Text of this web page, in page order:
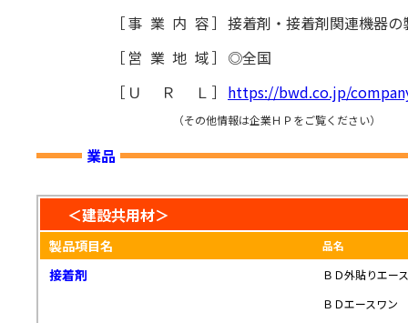
［事業内容］ 接着剤・接着剤関連機器の
［ 営業地域］ ◎全国
［ ＵＲＬ ］ https://bwd.co.jp/
（その他情報は企業ＨＰをご覧ください）
業品
＜建設共用材＞
製品項目名 品名
接着剤
ＢＤ外貼りエース
ＢＤエースワン